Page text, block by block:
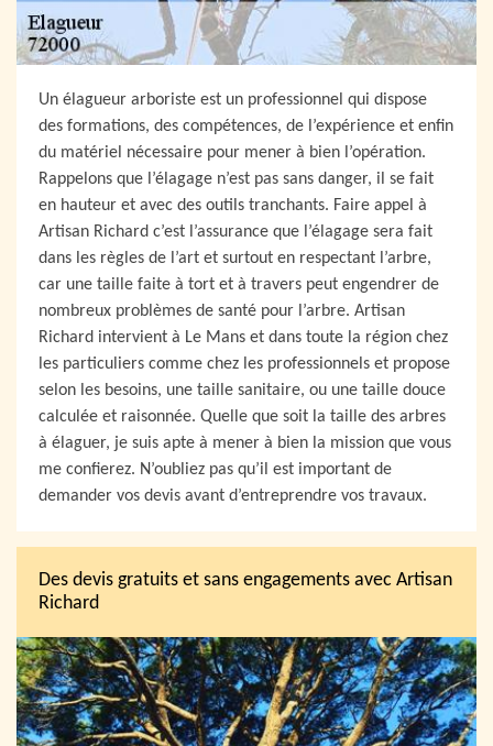
Un élagueur arboriste est un professionnel qui dispose
des formations, des compétences, de l’expérience et enfin
du matériel nécessaire pour mener à bien l’opération.
Rappelons que l’élagage n’est pas sans danger, il se fait
en hauteur et avec des outils tranchants. Faire appel à
Artisan Richard c’est l’assurance que l’élagage sera fait
dans les règles de l’art et surtout en respectant l’arbre,
car une taille faite à tort et à travers peut engendrer de
nombreux problèmes de santé pour l’arbre. Artisan
Richard intervient à Le Mans et dans toute la région chez
les particuliers comme chez les professionnels et propose
selon les besoins, une taille sanitaire, ou une taille douce
calculée et raisonnée. Quelle que soit la taille des arbres
à élaguer, je suis apte à mener à bien la mission que vous
me confierez. N’oubliez pas qu’il est important de
demander vos devis avant d’entreprendre vos travaux.
Des devis gratuits et sans engagements avec Artisan
Richard